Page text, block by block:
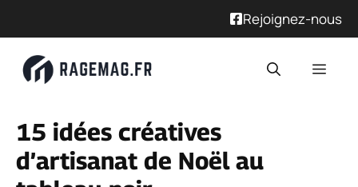
Rejoignez-nous
15 idées créatives
d’artisanat de Noël au